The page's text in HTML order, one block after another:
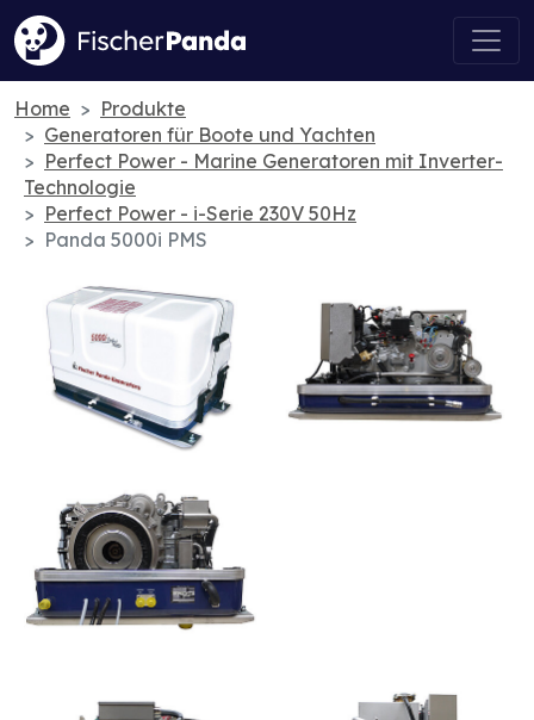
Home
Produkte
Generatoren für Boote und Yachten
Perfect Power - Marine Generatoren mit Inverter-
Technologie
Perfect Power - i-Serie 230V 50Hz
Panda 5000i PMS